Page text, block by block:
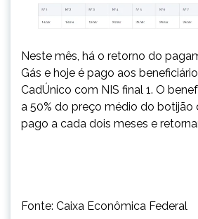
Neste mês, há o retorno do
Gás e hoje é pago aos
CadÚnico com NIS final 1. O
a 50% do preço médio do botijão
pago a cada dois meses e
Fonte: Caixa Econômica Federal